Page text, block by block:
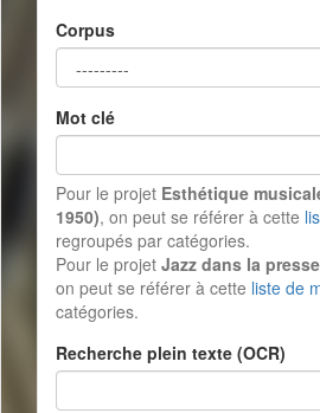
Corpus
Mot clé
Pour le projet Esthétique
1950), on peut se référer à cette
regroupés par catégories.
Pour le projet Jazz dans la
on peut se référer à cette liste de
catégories.
Recherche plein texte (OCR)